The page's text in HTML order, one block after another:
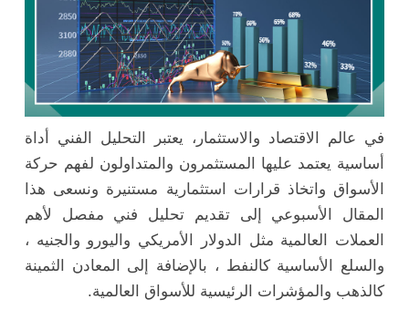
في عالم الاقتصاد والاستثمار، يعتبر التحليل الفني أداة
أساسية يعتمد عليها المستثمرون والمتداولون لفهم حركة
الأسواق واتخاذ قرارات استثمارية مستنيرة ونسعى هذا
المقال الأسبوعي إلى تقديم تحليل فني مفصل لأهم
العملات العالمية مثل الدولار الأمريكي واليورو والجنيه ،
والسلع الأساسية كالنفط ، بالإضافة إلى المعادن الثمينة
كالذهب والمؤشرات الرئيسية للأسواق العالمية.